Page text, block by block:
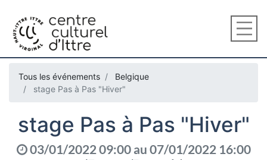
Tous les événements
Belgique
stage Pas à Pas "Hiver"
stage Pas à Pas "Hiver"
03/01/2022 09:00au 07/01/2022 16:00